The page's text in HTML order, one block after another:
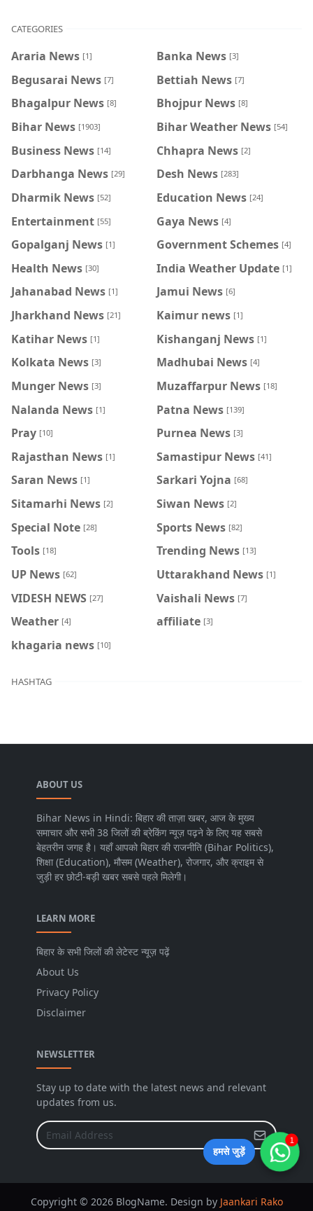
CATEGORIES
Araria News [1] Banka News [3]
Begusarai News [7] Bettiah News [7]
Bhagalpur News [8] Bhojpur News [8]
Bihar News [1903] Bihar Weather News [54]
Business News [14] Chhapra News [2]
Darbhanga News [29] Desh News [283]
Dharmik News [52] Education News [24]
Entertainment [55] Gaya News [4]
Gopalganj News [1] Government Schemes [4]
Health News [30] India Weather Update [1]
Jahanabad News [1] Jamui News [6]
Jharkhand News [21] Kaimur news [1]
Katihar News [1] Kishanganj News [1]
Kolkata News [3] Madhubai News [4]
Munger News [3] Muzaffarpur News [18]
Nalanda News [1] Patna News [139]
Pray [10] Purnea News [3]
Rajasthan News [1] Samastipur News [41]
Saran News [1] Sarkari Yojna [68]
Sitamarhi News [2] Siwan News [2]
Special Note [28] Sports News [82]
Tools [18] Trending News [13]
UP News [62] Uttarakhand News [1]
VIDESH NEWS [27] Vaishali News [7]
Weather [4] affiliate [3]
khagaria news [10]
HASHTAG
ABOUT US
Bihar News in Hindi: बिहार की ताज़ा खबर, आज के मुख्य
समाचार और सभी 38 जिलों की ब्रेकिंग न्यूज़ पढ़ने के लिए यह सबसे
बेहतरीन जगह है। यहाँ आपको बिहार की राजनीति (Bihar Politics),
शिक्षा (Education), मौसम (Weather), रोजगार, और क्राइम से
जुड़ी हर छोटी-बड़ी खबर सबसे पहले मिलेगी।
LEARN MORE
बिहार के सभी जिलों की लेटेस्ट न्यूज़ पढ़ें
About Us
Privacy Policy
Disclaimer
NEWSLETTER
Stay up to date with the latest news and relevant
updates from us.
Copyright © 2026 BlogName. Design by Jaankari Rako
हमसे जुड़ें
1